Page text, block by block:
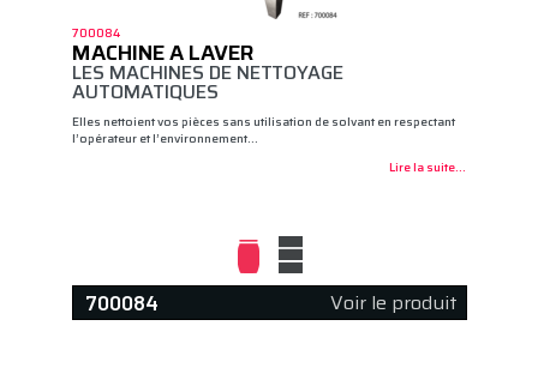
700084
MACHINE A LAVER
LES MACHINES DE NETTOYAGE
AUTOMATIQUES
Elles nettoient vos pièces sans utilisation de solvant en respectant
l’opérateur et l’environnement…
Lire la suite...
700084 Voir le produit